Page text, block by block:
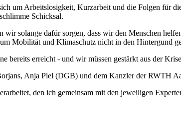
um Arbeitslosigkeit, Kurzarbeit und die Folgen für
Schicksal.
solange dafür sorgen, dass wir den Menschen
Mobilität und Klimaschutz nicht in den Hintergund
bereits erreicht - und wir müssen gestärkt aus der
Anja Piel (DGB) und dem Kanzler der RWTH
den ich gemeinsam mit den jeweiligen